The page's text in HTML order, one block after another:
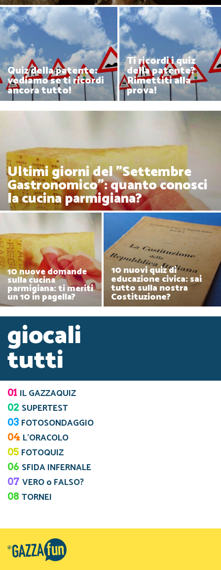
Quiz della patente:
vediamo se ti ricordi
ancora tutto!
Ti ricordi i quiz
della patente?
Rimettiti alla
prova!
Ultimi giorni del "Settembre
Gastronomico": quanto conosci
la cucina parmigiana?
10 nuove domande
sulla cucina
parmigiana: ti meriti
un 10 in pagella?
10 nuovi quiz di
educazione civica: sai
tutto sulla nostra
Costituzione?
giocali
tutti
01 IL GAZZAQUIZ
02 SUPERTEST
03 FOTOSONDAGGIO
04 L’ORACOLO
05 FOTOQUIZ
06 SFIDA INFERNALE
07 VERO o FALSO?
08 TORNEI